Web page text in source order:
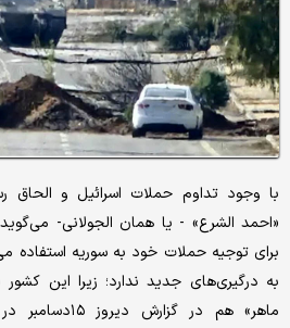
با وجود تداوم حملات اسرائیل و الحاق
«احمد الشرع» - یا همان الجولانی-
برای توجیه حملات خود به سوریه استفاده
به درگیری‌های جدید ندارد؛ زیرا این کشور
ماهر» هم در